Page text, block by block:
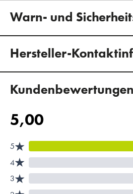
Warn- und
Hersteller-
Kundenbewertungen